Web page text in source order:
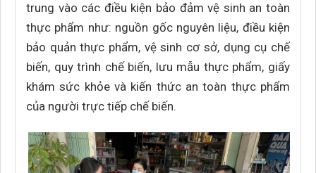
trung vào các điều kiện bảo đảm vệ sinh an toàn
thực phẩm như: nguồn gốc nguyên liệu, điều kiện
bảo quản thực phẩm, vệ sinh cơ sở, dụng cụ chế
biến, quy trình chế biến, lưu mẫu thực phẩm, giấy
khám sức khỏe và kiến thức an toàn thực phẩm
của người trực tiếp chế biến.